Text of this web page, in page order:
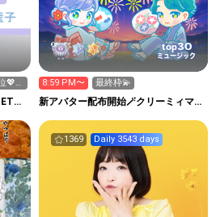
💖〜
新
top30
ミュージック
8:59 PM〜 最終枠💫
新アバター配布開始🪄クリーミィマミ
1369 Daily 3543 days